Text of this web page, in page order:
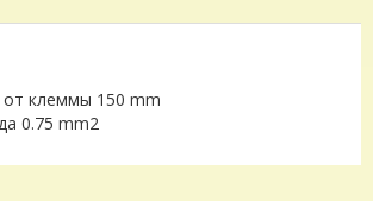
клеммы 150 mm
0.75 mm2